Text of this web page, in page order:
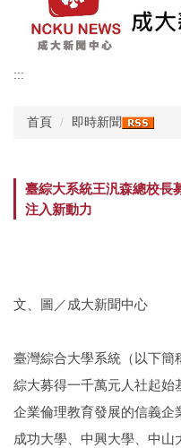
:::
首頁 即時新聞
臺綜大系統王汎森總校
注入新動力
文、圖／成大新聞中心
臺灣綜合大學系統（以下簡
綜大募得一千萬元人社起始
企業倫理教育發展的信義企
成功大學、中興大學、中山